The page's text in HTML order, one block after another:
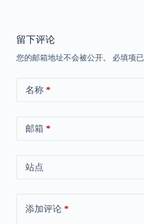
留下评论
您的邮箱地址不会被公开。 必填项
名称*
邮箱 *
站点
添加评论*